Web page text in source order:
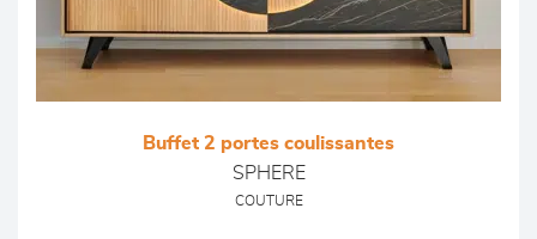
Buffet 2 portes coulissantes
SPHERE
COUTURE